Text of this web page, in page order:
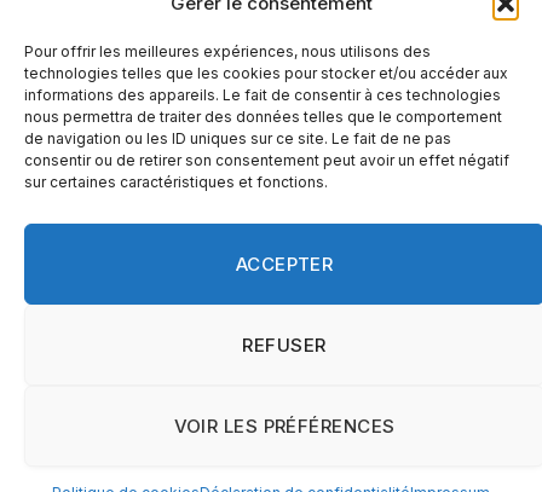
Pour offrir les meilleures expériences, nous utilisons des
technologies telles que les cookies pour stocker et/ou accéder aux
informations des appareils. Le fait de consentir à ces technologies
nous permettra de traiter des données telles que le comportement
de navigation ou les ID uniques sur ce site. Le fait de ne pas
consentir ou de retirer son consentement peut avoir un effet négatif
sur certaines caractéristiques et fonctions.
ACCEPTER
REFUSER
VOIR LES PRÉFÉRENCES
un iPhone
11 avril 2025
Politique de confidentialité|Mentions légales